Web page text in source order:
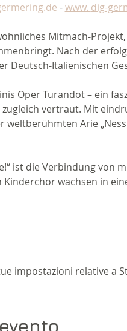
- www. dig-
Mitmach-
Nach der
Deutsch-Italienischen
Oper Turandot – ein
vertraut. Mit
weltberühmten Arie
ist die Verbindung von
wachsen in
impostazioni relative a